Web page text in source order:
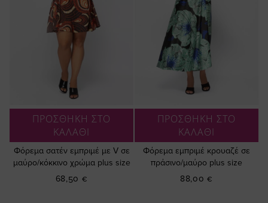
ΠΡΟΣΘΗΚΗ ΣΤΟ
ΚΑΛΑΘΙ
Φόρεμα σατέν εμπριμέ με V σε
μαύρο/κόκκινο χρώμα plus size
68,50 €
ΠΡΟΣΘΗΚΗ ΣΤΟ
ΚΑΛΑΘΙ
Φόρεμα εμπριμέ κρουαζέ σε
πράσινο/μαύρο plus size
88,00 €